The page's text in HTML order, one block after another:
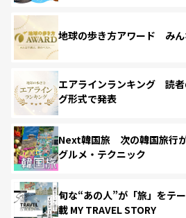
地球の歩き方アワード みん
エアラインランキング 読
グ形式で発表
Next韓国旅 次の韓国旅行
グルメ・テクニック
旬な“あの人”が「旅」をテ
載 MY TRAVEL STORY